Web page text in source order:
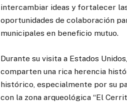
intercambiar ideas y fortalecer
oportunidades de colaboración
municipales en beneficio mutuo.
Durante su visita a Estados
comparten una rica herencia
histórico, especialmente por su
con la zona arqueológica “El